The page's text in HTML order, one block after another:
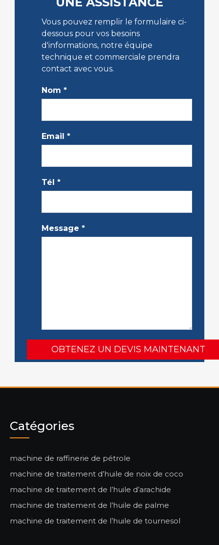
Vous pouvez remplir le formulaire ci-
dessous pour vos besoins
d'informations, notre équipe
technique et commerciale prendra
contact avec vous.
Nom *
Email *
Tél *
Message *
Catégories
machine de raffinerie de pétrole
machine de traitement d’huile de noix de coco
machine de traitement de l’huile d’arachide
machine de traitement de l’huile de palme
machine de traitement de l’huile de tournesol